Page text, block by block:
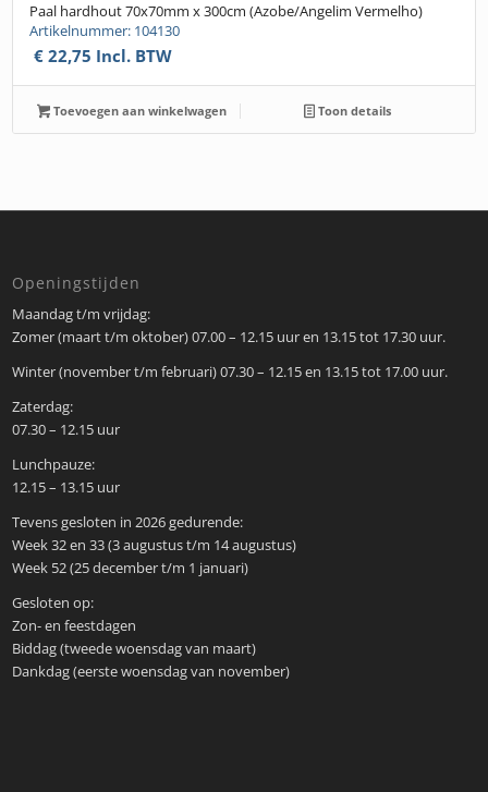
Paal hardhout 70x70mm x 300cm (Azobe/Angelim Vermelho)
Artikelnummer: 104130
€ 22,75 Incl. BTW
Toevoegen aan winkelwagen Toon details
Openingstijden
Maandag t/m vrijdag:
Zomer (maart t/m oktober) 07.00 – 12.15 uur en 13.15 tot 17.30 uur.
Winter (november t/m februari) 07.30 – 12.15 en 13.15 tot 17.00 uur.
Zaterdag:
07.30 – 12.15 uur
Lunchpauze:
12.15 – 13.15 uur
Tevens gesloten in 2026 gedurende:
Week 32 en 33 (3 augustus t/m 14 augustus)
Week 52 (25 december t/m 1 januari)
Gesloten op:
Zon- en feestdagen
Biddag (tweede woensdag van maart)
Dankdag (eerste woensdag van november)